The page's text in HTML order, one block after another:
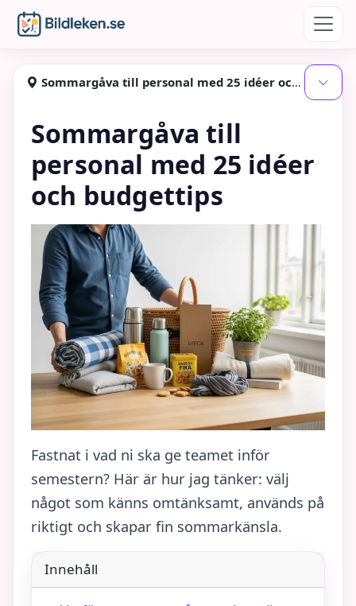
Hoppa till huvudinnehåll
Bildleken
Sommargåva till personal med 25 idéer och budgettips
Sommargåva till
personal med 25 idéer
och budgettips
Fastnat i vad ni ska ge teamet inför
semestern? Här är hur jag tänker: välj
något som känns omtänksamt, används på
riktigt och skapar fin sommarkänsla.
Innehåll